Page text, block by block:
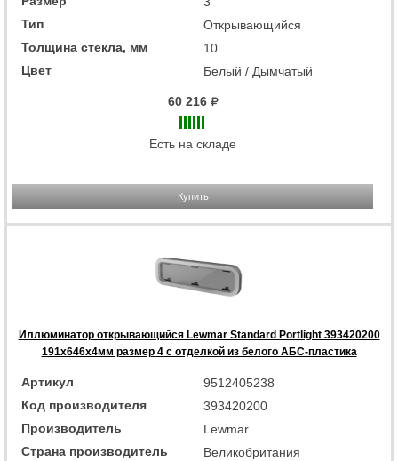
Тип
Открывающийся
Толщина стекла, мм
10
Цвет
Белый / Дымчатый
60 216
Есть на складе
Купить
Иллюминатор открывающийся Lewmar Standard Portlight 393420200
191x646x4мм размер 4 с отделкой из белого АБС-пластика
Артикул
9512405238
Код производителя
393420200
Производитель
Lewmar
Страна производитель
Великобритания